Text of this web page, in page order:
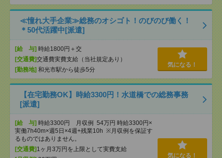
≪憧れ大手企業≫総務のオシゴト！のびのび働く！
＊50代活躍中[派遣]
[給 与] 時給1800円＋交
[交通費]交通費実費支給（当社規定あり）
[勤務地] 和光市駅から徒歩5分
気になる！
【在宅勤務OK】時給3300円！水道橋での総務事務
[派遣]
[給 与] 時給3300円 月収例 54万円 時給3300円×
実働7h40m×週5日×4週+残業10h ※月収例を保証す
るものではありません。
[交通費]1ヶ月3万円を上限として実費支給
気になる！